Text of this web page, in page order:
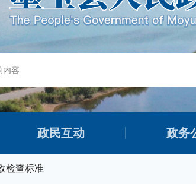
政民互动 政务
检查标准